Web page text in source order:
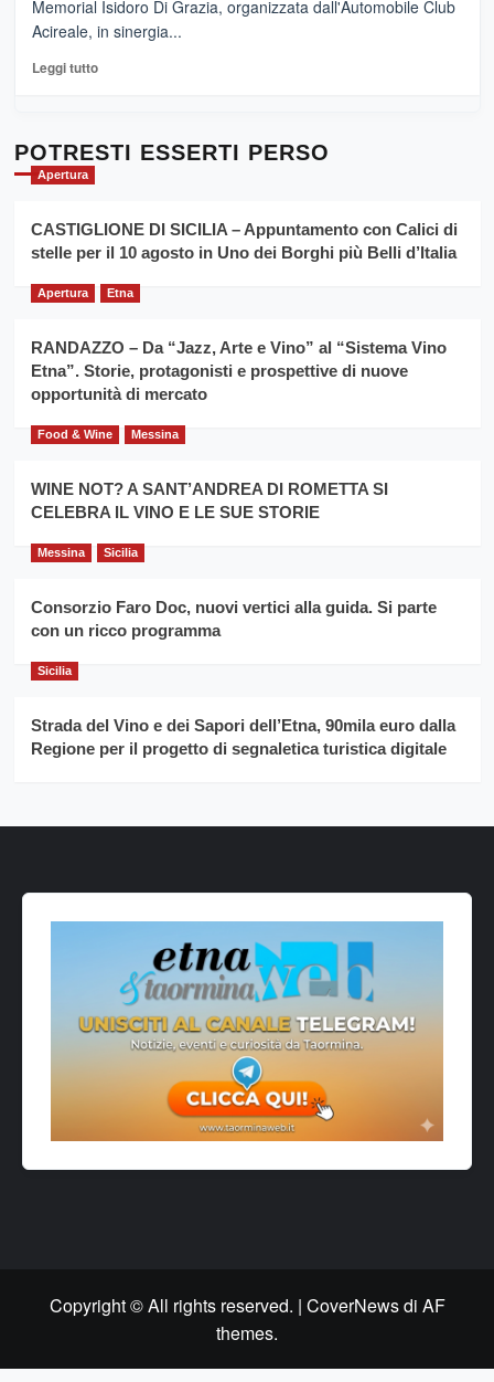
Pasta
–
Sicilia
l’
evento
la
filiera
grano
Memorial Isidoro Di Grazia, organizzata dall'Automobile Club
Acireale, in sinergia...
Leggi tuttoLeggi
Cronoscalata
per
il
anno
Franco
Caruso
POTRESTI ESSERTI PERSO
Apertura
CASTIGLIONE DI SICILIA – Appuntamento con Calici di
stelle per il 10 agosto in Uno dei Borghi più Belli d’Italia
Apertura Etna
RANDAZZO – Da “Jazz, Arte e Vino” al “Sistema Vino
Etna”. Storie, protagonisti e prospettive di nuove
opportunità di mercato
Food & Wine Messina
WINE NOT? A SANT’ANDREA DI ROMETTA SI
CELEBRA IL VINO E LE SUE STORIE
Messina Sicilia
Consorzio Faro Doc, nuovi vertici alla guida. Si parte
con un ricco programma
Sicilia
Strada del Vino e dei Sapori dell’Etna, 90mila euro dalla
Regione per il progetto di segnaletica turistica digitale
Copyright © All rights reserved. | CoverNewsdi AF
themes.